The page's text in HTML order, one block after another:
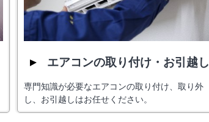
エアコンの取り付け・お引越し
専門知識が必要なエアコンの取り付け、取り外
し、お引越しはお任せください。